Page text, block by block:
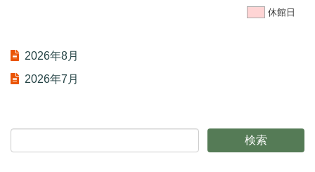
休館日
2026年8月
2026年7月